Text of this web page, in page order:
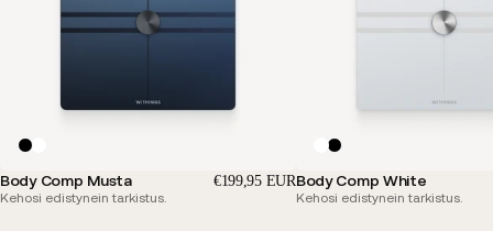
Body Comp Musta €199,95 EUR
Kehosi edistynein tarkistus.
Body Comp White
Kehosi edistynein tarkistus.